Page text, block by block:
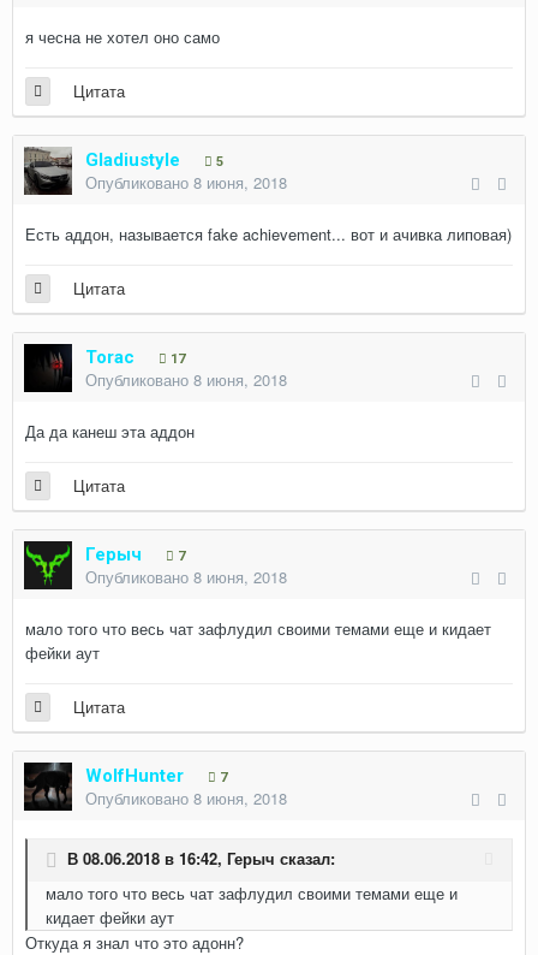
я чесна не хотел оно само
Цитата
Gladiustyle 5
Опубликовано 8 июня, 2018
Есть аддон, называется fake achievement... вот и ачивка липовая)
Цитата
Torac 17
Опубликовано 8 июня, 2018
Да да канеш эта аддон
Цитата
Герыч 7
Опубликовано 8 июня, 2018
мало того что весь чат зафлудил своими темами еще и кидает
фейки аут
Цитата
WolfHunter 7
Опубликовано 8 июня, 2018
В 08.06.2018 в 16:42, Герыч сказал:
мало того что весь чат зафлудил своими темами еще и
кидает фейки аут
Откуда я знал что это адонн?